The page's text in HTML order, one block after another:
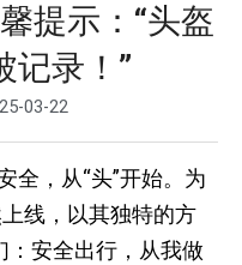
提示：“头盔
记录！”
03-22
全，从“头”开始。为
线，以其独特的方
：安全出行，从我做